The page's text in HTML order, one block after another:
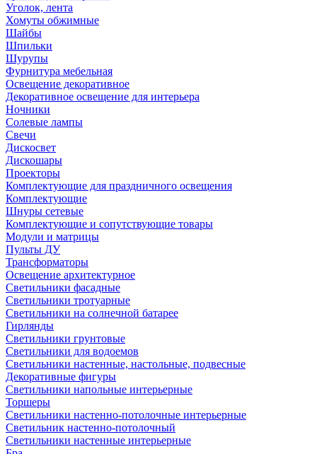
Уголок, лента
Хомуты обжимные
Шайбы
Шпильки
Шурупы
Фурнитура мебельная
Освещение декоративное
Декоративное освещение для интерьера
Ночники
Солевые лампы
Свечи
Дискосвет
Дискошары
Проекторы
Комплектующие для праздничного освещения
Комплектующие
Шнуры сетевые
Комплектующие и сопутствующие товары
Модули и матрицы
Пульты ДУ
Трансформаторы
Освещение архитектурное
Светильники фасадные
Светильники тротуарные
Светильники на солнечной батарее
Гирлянды
Светильники грунтовые
Светильники для водоемов
Светильники настенные, настольные, подвесные
Декоративные фигуры
Светильники напольные интерьерные
Торшеры
Светильники настенно-потолочные интерьерные
Светильник настенно-потолочный
Светильники настенные интерьерные